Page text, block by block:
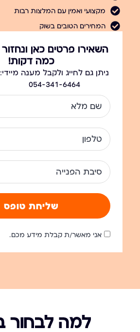
מקצועי ואמין עם המלצות רבות
המחירים הטובים בשוק
השאירו פרטים כאן
כמה דקות!
ניתן גם לחייג ולקבל מענה מיידי:
054-341-6464
אני מאשר/ת קבלת מידע מכם.
שליחת טופס
למה לבחור